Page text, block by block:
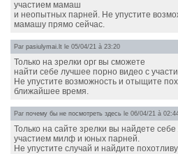
участием мамаш
и неопытных парней. Не упустите
мамашу прямо сейчас.
Par pasiulymai.lt le 05/04/21 à 23:20
Только на зрелки орг вы сможете
найти себе лучшее порно видео с
Не упустите возможность и отыщите
ближайшее время.
Par почему бы не посмотреть здесь le 06/04/21 à
Только на сайте зрелки вы найдете
участием милф и юных парней.
Не упустите случай и найдите